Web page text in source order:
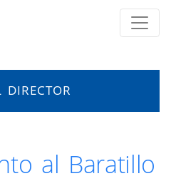
DIRECTOR
al Baratillo